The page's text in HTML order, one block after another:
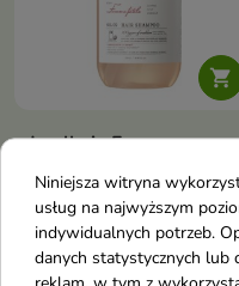

Jmella in France
Femme Fatale
perfumowany,
nawilżający Szampon
do włosów
Niniejsza witryna
usług na najwyższym
indywidualnych potrzeb.
danych statystycznych lub